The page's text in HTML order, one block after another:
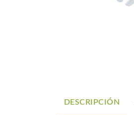
DESCRIPCIÓN